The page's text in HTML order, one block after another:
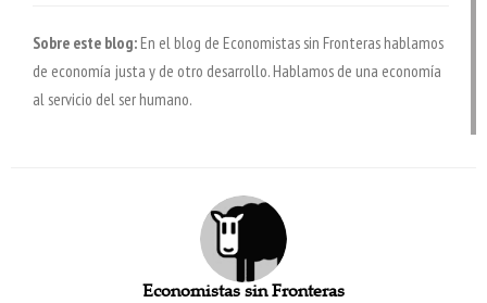
Sobre este blog:En el blog de Economistas sin Fronteras hablamos
de economía justa y de otro desarrollo. Hablamos de una economía
al servicio del ser humano.
Economistas sin Fronteras